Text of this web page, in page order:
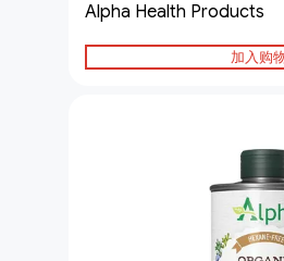
Alpha Health Products
加入购